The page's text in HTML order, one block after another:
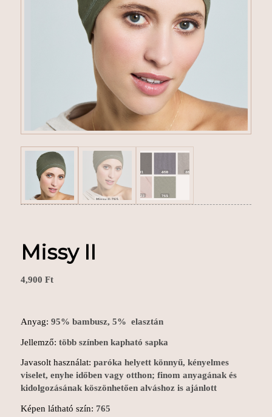
Missy II
4,900 Ft
Anyag: 95% bambusz, 5% elasztán
Jellemző: több színben kapható sapka
Javasolt használat: paróka helyett könnyű, kényelmes
viselet, enyhe időben vagy otthon; finom anyagának és
kidolgozásának köszönhetően alváshoz is ajánlott
Képen látható szín: 765